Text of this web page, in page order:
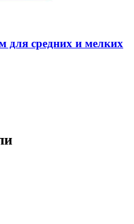
для средних и мелких